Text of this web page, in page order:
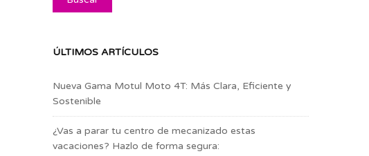
ÚLTIMOS ARTÍCULOS
Nueva Gama Motul Moto 4T: Más Clara, Eficiente y
Sostenible
¿Vas a parar tu centro de mecanizado estas
vacaciones? Hazlo de forma segura: